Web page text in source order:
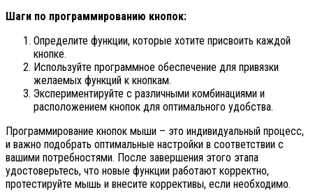
Шаги по программированию кнопок:
Определите функции, которые хотите присвоить каждой
кнопке.
Используйте программное обеспечение для привязки
желаемых функций к кнопкам.
Экспериментируйте с различными комбинациями и
расположением кнопок для оптимального удобства.
Программирование кнопок мыши – это индивидуальный процесс,
и важно подобрать оптимальные настройки в соответствии с
вашими потребностями. После завершения этого этапа
удостоверьтесь, что новые функции работают корректно,
протестируйте мышь и внесите коррективы, если необходимо.